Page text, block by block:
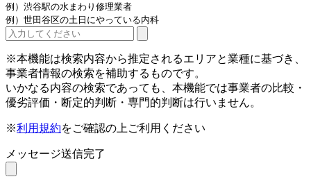
例）渋谷駅の水まわり修理業者
例）世田谷区の土日にやっている内科
※本機能は検索内容から推定されるエリアと業種に基づき、
事業者情報の検索を補助するものです。
いかなる内容の検索であっても、本機能では事業者の比較・
優劣評価・断定的判断・専門的判断は行いません。
※利用規約をご確認の上ご利用ください
メッセージ送信完了